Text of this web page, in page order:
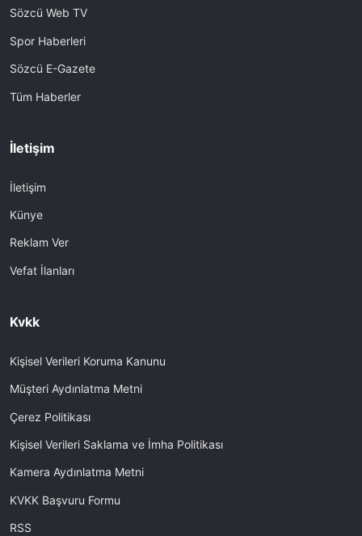
Sözcü Web TV
Spor Haberleri
Sözcü E-Gazete
Tüm Haberler
İletişim
İletişim
Künye
Reklam Ver
Vefat İlanları
Kvkk
Kişisel Verileri Koruma Kanunu
Müşteri Aydınlatma Metni
Çerez Politikası
Kişisel Verileri Saklama ve İmha Politikası
Kamera Aydınlatma Metni
KVKK Başvuru Formu
RSS